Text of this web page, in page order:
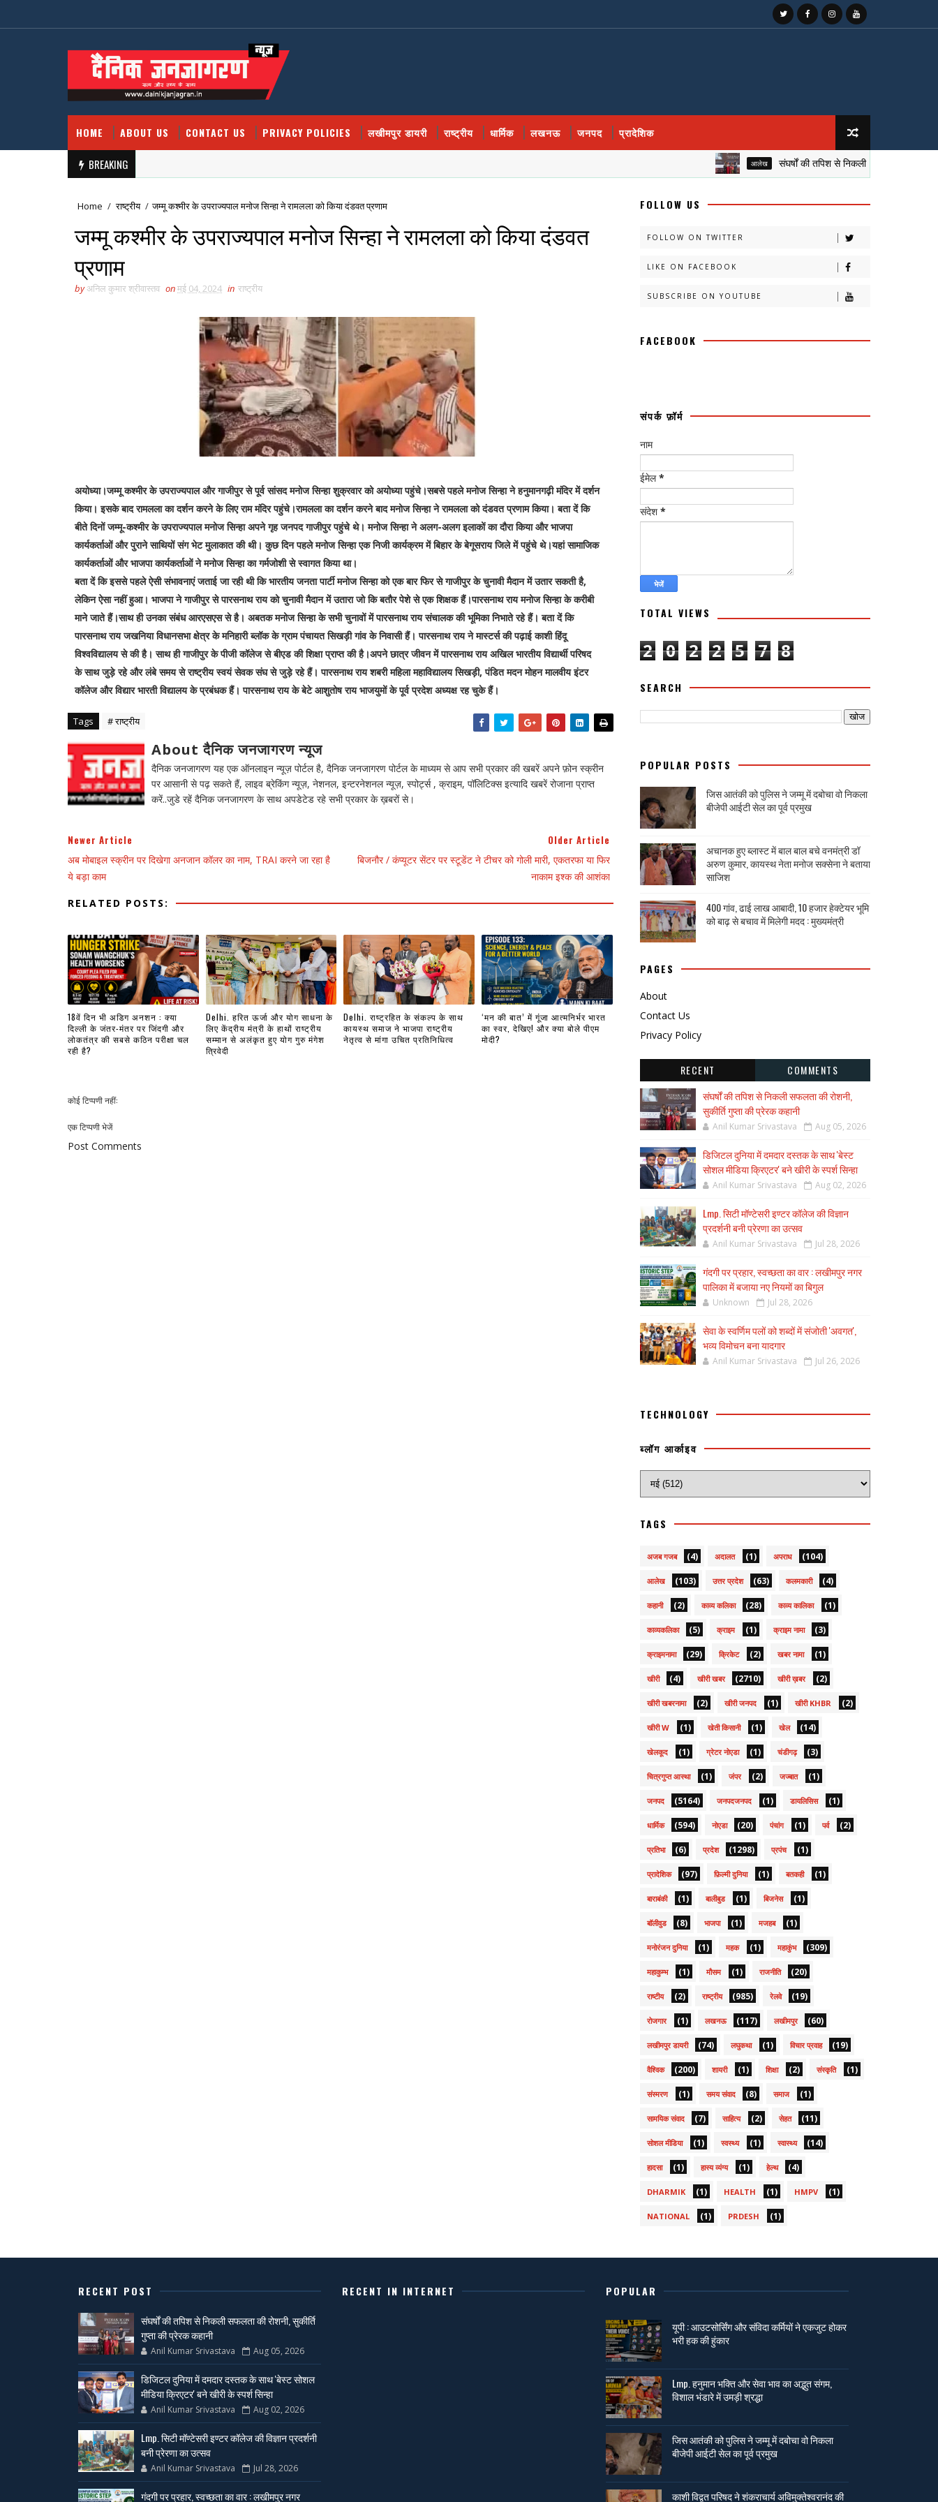
HOME ABOUT US CONTACT US PRIVACY POLICIES लखीमपुर डायरी राष्ट्रीय धार्मिक लखनऊ जनपद प्रादेशिक
BREAKING आलेख संघर्षों की तपिश से निकली सफलता की रोशनी, सुकीर्ति
Home / राष्ट्रीय / जम्मू कश्मीर के उपराज्यपाल मनोज सिन्हा ने रामलला को किया दंडवत प्रणाम
जम्मू कश्मीर के उपराज्यपाल मनोज सिन्हा ने रामलला को किया दंडवत
प्रणाम
byअनिल कुमार श्रीवास्तव onमई 04, 2024 in राष्ट्रीय
अयोध्या।जम्मू कश्मीर के उपराज्यपाल और गाजीपुर से पूर्व सांसद मनोज सिन्हा शुक्रवार को अयोध्या पहुंचे।सबसे पहले मनोज सिन्हा ने हनुमानगढ़ी मंदिर में दर्शन
किया। इसके बाद रामलला का दर्शन करने के लिए राम मंदिर पहुंचे।रामलला का दर्शन करने बाद मनोज सिन्हा ने रामलला को दंडवत प्रणाम किया। बता दें कि
बीते दिनों जम्मू-कश्मीर के उपराज्यपाल मनोज सिन्हा अपने गृह जनपद गाजीपुर पहुंचे थे। मनोज सिन्हा ने अलग-अलग इलाकों का दौरा किया और भाजपा
कार्यकर्ताओं और पुराने साथियों संग भेट मुलाकात की थी। कुछ दिन पहले मनोज सिन्हा एक निजी कार्यक्रम में बिहार के बेगूसराय जिले में पहुंचे थे।यहां सामाजिक
कार्यकर्ताओं और भाजपा कार्यकर्ताओं ने मनोज सिन्हा का गर्मजोशी से स्वागत किया था।
बता दें कि इससे पहले ऐसी संभावनाएं जताई जा रही थी कि भारतीय जनता पार्टी मनोज सिन्हा को एक बार फिर से गाजीपुर के चुनावी मैदान में उतार सकती है,
लेकिन ऐसा नहीं हुआ। भाजपा ने गाजीपुर से पारसनाथ राय को चुनावी मैदान में उतारा जो कि बतौर पेशे से एक शिक्षक हैं।पारसनाथ राय मनोज सिन्हा के करीबी
माने जाते हैं।साथ ही उनका संबंध आरएसएस से है। अबतक मनोज सिन्हा के सभी चुनावों में पारसनाथ राय संचालक की भूमिका निभाते रहे हैं। बता दें कि
पारसनाथ राय जखनिया विधानसभा क्षेत्र के मनिहारी ब्लॉक के ग्राम पंचायत सिखड़ी गांव के निवासी हैं। पारसनाथ राय ने मास्टर्स की पढ़ाई काशी हिंदू
विश्वविद्यालय से की है। साथ ही गाजीपुर के पीजी कॉलेज से बीएड की शिक्षा प्राप्त की है।अपने छात्र जीवन में पारसनाथ राय अखिल भारतीय विद्यार्थी परिषद
के साथ जुड़े रहे और लंबे समय से राष्ट्रीय स्वयं सेवक संघ से जुड़े रहे हैं। पारसनाथ राय शबरी महिला महाविद्यालय सिखड़ी, पंडित मदन मोहन मालवीय इंटर
कॉलेज और विद्यार भारती विद्यालय के प्रबंधक हैं। पारसनाथ राय के बेटे आशुतोष राय भाजयुमों के पूर्व प्रदेश अध्यक्ष रह चुके हैं।
Tags # राष्ट्रीय
About दैनिक जनजागरण न्यूज
दैनिक जनजागरण यह एक ऑनलाइन न्यूज़ पोर्टल है, दैनिक जनजागरण पोर्टल के माध्यम से आप सभी प्रकार की खबरें अपने फ़ोन स्क्रीन
पर आसानी से पढ़ सकते हैं, लाइव ब्रेकिंग न्यूज़, नेशनल, इन्टरनेशनल न्यूज़, स्पोर्ट्स , क्राइम, पॉलिटिक्स इत्यादि खबरें रोजाना प्राप्त
करें..जुडे रहें दैनिक जनजागरण के साथ अपडेटेड रहे सभी प्रकार के ख़बरों से।
Newer Article
अब मोबाइल स्क्रीन पर दिखेगा अनजान कॉलर का नाम, TRAI करने जा रहा है
ये बड़ा काम
Older Article
बिजनौर / कंप्यूटर सेंटर पर स्टूडेंट ने टीचर को गोली मारी, एकतरफा या फिर
नाकाम इश्क की आशंका
RELATED POSTS:
18वें दिन भी अडिग अनशन : क्या
दिल्ली के जंतर-मंतर पर जिंदगी और
लोकतंत्र की सबसे कठिन परीक्षा चल
रही है?
Delhi. हरित ऊर्जा और योग साधना के
लिए केंद्रीय मंत्री के हाथों राष्ट्रीय
सम्मान से अलंकृत हुए योग गुरु मंगेश
त्रिवेदी
Delhi. राष्ट्रहित के संकल्प के साथ
कायस्थ समाज ने भाजपा राष्ट्रीय
नेतृत्व से मांगा उचित प्रतिनिधित्व
‘मन की बात’ में गूंजा आत्मनिर्भर भारत
का स्वर, देखिए! और क्या बोले पीएम
मोदी?
कोई टिप्पणी नहीं:
एक टिप्पणी भेजें
Post Comments
FOLLOW US
FOLLOW ON TWITTER
LIKE ON FACEBOOK
SUBSCRIBE ON YOUTUBE
FACEBOOK
संपर्क फ़ॉर्म
नाम
ईमेल*
संदेश *
TOTAL VIEWS
2 0 2 2 5 7 8
SEARCH
POPULAR POSTS
जिस आतंकी को पुलिस ने जम्मू में दबोचा वो निकला
बीजेपी आईटी सेल का पूर्व प्रमुख
अचानक हुए ब्लास्ट में बाल बाल बचे वनमंत्री डॉ
अरुण कुमार, कायस्थ नेता मनोज सक्सेना ने बताया
साजिश
400 गांव, ढाई लाख आबादी, 10 हजार हेक्टेयर भूमि
को बाढ़ से बचाव में मिलेगी मदद : मुख्यमंत्री
PAGES
About
Contact Us
Privacy Policy
RECENT
COMMENTS
संघर्षों की तपिश से निकली सफलता की रोशनी,
सुकीर्ति गुप्ता की प्रेरक कहानी
Anil Kumar Srivastava Aug 05, 2026
डिजिटल दुनिया में दमदार दस्तक के साथ 'बेस्ट
सोशल मीडिया क्रिएटर' बने खीरी के स्पर्श सिन्हा
Anil Kumar Srivastava Aug 02, 2026
Lmp. सिटी मॉण्टेसरी इण्टर कॉलेज की विज्ञान
प्रदर्शनी बनी प्रेरणा का उत्सव
Anil Kumar Srivastava Jul 28, 2026
गंदगी पर प्रहार, स्वच्छता का वार : लखीमपुर नगर
पालिका में बजाया नए नियमों का बिगुल
Unknown Jul 28, 2026
सेवा के स्वर्णिम पलों को शब्दों में संजोती 'अवगत',
भव्य विमोचन बना यादगार
Anil Kumar Srivastava Jul 26, 2026
TECHNOLOGY
ब्लॉग आर्काइव
TAGS
अजब गजब (4) अदालत (1) अपराध (104)
आलेख (103) उत्तर प्रदेश (63) कलमकारी (4)
कहानी (2) काव्य कलिका (28) काव्य कालिका (1)
काव्यकलिका (5) क्राइम (1) क्राइम नामा (3)
क्राइमनामा (29) क्रिकेट (2) खबर नामा (1)
खीरी (4) खीरी खबर (2710) खीरी ख़बर (2)
खीरी खबरनामा (2) खीरी जनपद (1) खीरी KHBR (2)
खीरी W (1) खेती किसानी (1) खेल (14)
खेलकूद (1) ग्रेटर नोएडा (1) चंडीगढ़ (3)
चित्रगुप्त आस्था (1) जंपर (2) जज्बात (1)
जनपद (5164) जनपदजनपद (1) डायलिसिस (1)
धार्मिक (594) नोएडा (20) पंचांग (1) पर्व (2)
प्रतिभा (6) प्रदेश (1298) प्रपंच (1)
प्रादेशिक (97) फ़िल्मी दुनिया (1) बतकही (1)
बाराबंकी (1) बालीबुड (1) बिजनेस (1)
बॉलीवुड (8) भाजपा (1) मजहब (1)
मनोरंजन दुनिया (1) महक (1) महाकुंभ (309)
महाकुम्भ (1) मौसम (1) राजनीति (20)
राष्टीय (2) राष्ट्रीय (985) रेलवे (19)
रोजगार (1) लखनऊ (117) लखीमपुर (60)
लखीमपुर डायरी (74) लघुकथा (1) विचार प्रवाह (19)
वैश्विक (200) शायरी (1) शिक्षा (2) संस्कृति (1)
संस्मरण (1) समय संवाद (8) समाज (1)
सामयिक संवाद (7) साहित्य (2) सेहत (11)
सोशल मीडिया (1) स्वस्थ्य (1) स्वास्थ्य (14)
हादसा (1) हास्य व्यंग्य (1) हेल्थ (4)
DHARMIK (1) HEALTH (1) HMPV (1)
NATIONAL (1) PRDESH (1)
RECENT POST
संघर्षों की तपिश से निकली सफलता की रोशनी, सुकीर्ति
गुप्ता की प्रेरक कहानी
Anil Kumar Srivastava Aug 05, 2026
डिजिटल दुनिया में दमदार दस्तक के साथ 'बेस्ट सोशल
मीडिया क्रिएटर' बने खीरी के स्पर्श सिन्हा
Anil Kumar Srivastava Aug 02, 2026
Lmp. सिटी मॉण्टेसरी इण्टर कॉलेज की विज्ञान प्रदर्शनी
बनी प्रेरणा का उत्सव
Anil Kumar Srivastava Jul 28, 2026
गंदगी पर प्रहार, स्वच्छता का वार : लखीमपुर नगर
RECENT IN INTERNET POPULAR
यूपी : आउटसोर्सिंग और संविदा कर्मियों ने एकजुट होकर
भरी हक की हुंकार
Lmp. हनुमान भक्ति और सेवा भाव का अद्भुत संगम,
विशाल भंडारे में उमड़ी श्रद्धा
जिस आतंकी को पुलिस ने जम्मू में दबोचा वो निकला
बीजेपी आईटी सेल का पूर्व प्रमुख
काशी विद्वत परिषद ने शंकराचार्य अविमुक्तेश्वरानंद की